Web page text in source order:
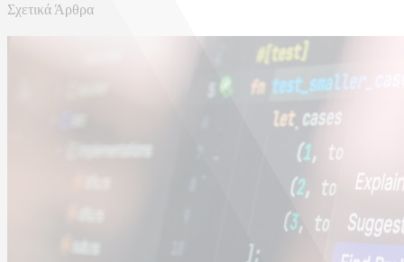
Σχετικά Άρθρα